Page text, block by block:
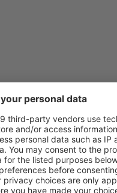
Guillermo Marconi (BLQ)
Ridolfi (FRL)